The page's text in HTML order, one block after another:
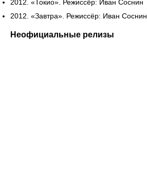
2012. «Токио». Режиссёр: Иван Соснин
2012. «Завтра». Режиссёр: Иван Соснин
Неофициальные релизы